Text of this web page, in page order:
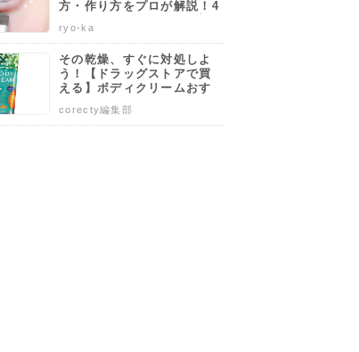
爽快・清潔・クール
に全身リフレッシュ
698円(税込)
日焼け後の肌に潤い
1,800円(税込)
方・作り方をプロが解説！4
伝授します♡
ryo-ka
その乾燥、すぐに対処しよ
う！【ドラッグストアで買
える】ボディクリームおす
すめ人気ランキング10選♡
塗り方や選び方も解説
corecty編集部